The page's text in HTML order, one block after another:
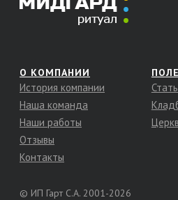
О КОМПАНИИ
История компании
Наша команда
Наши работы
Отзывы
Контакты
© ИП Гарт С.А. 2001-2026